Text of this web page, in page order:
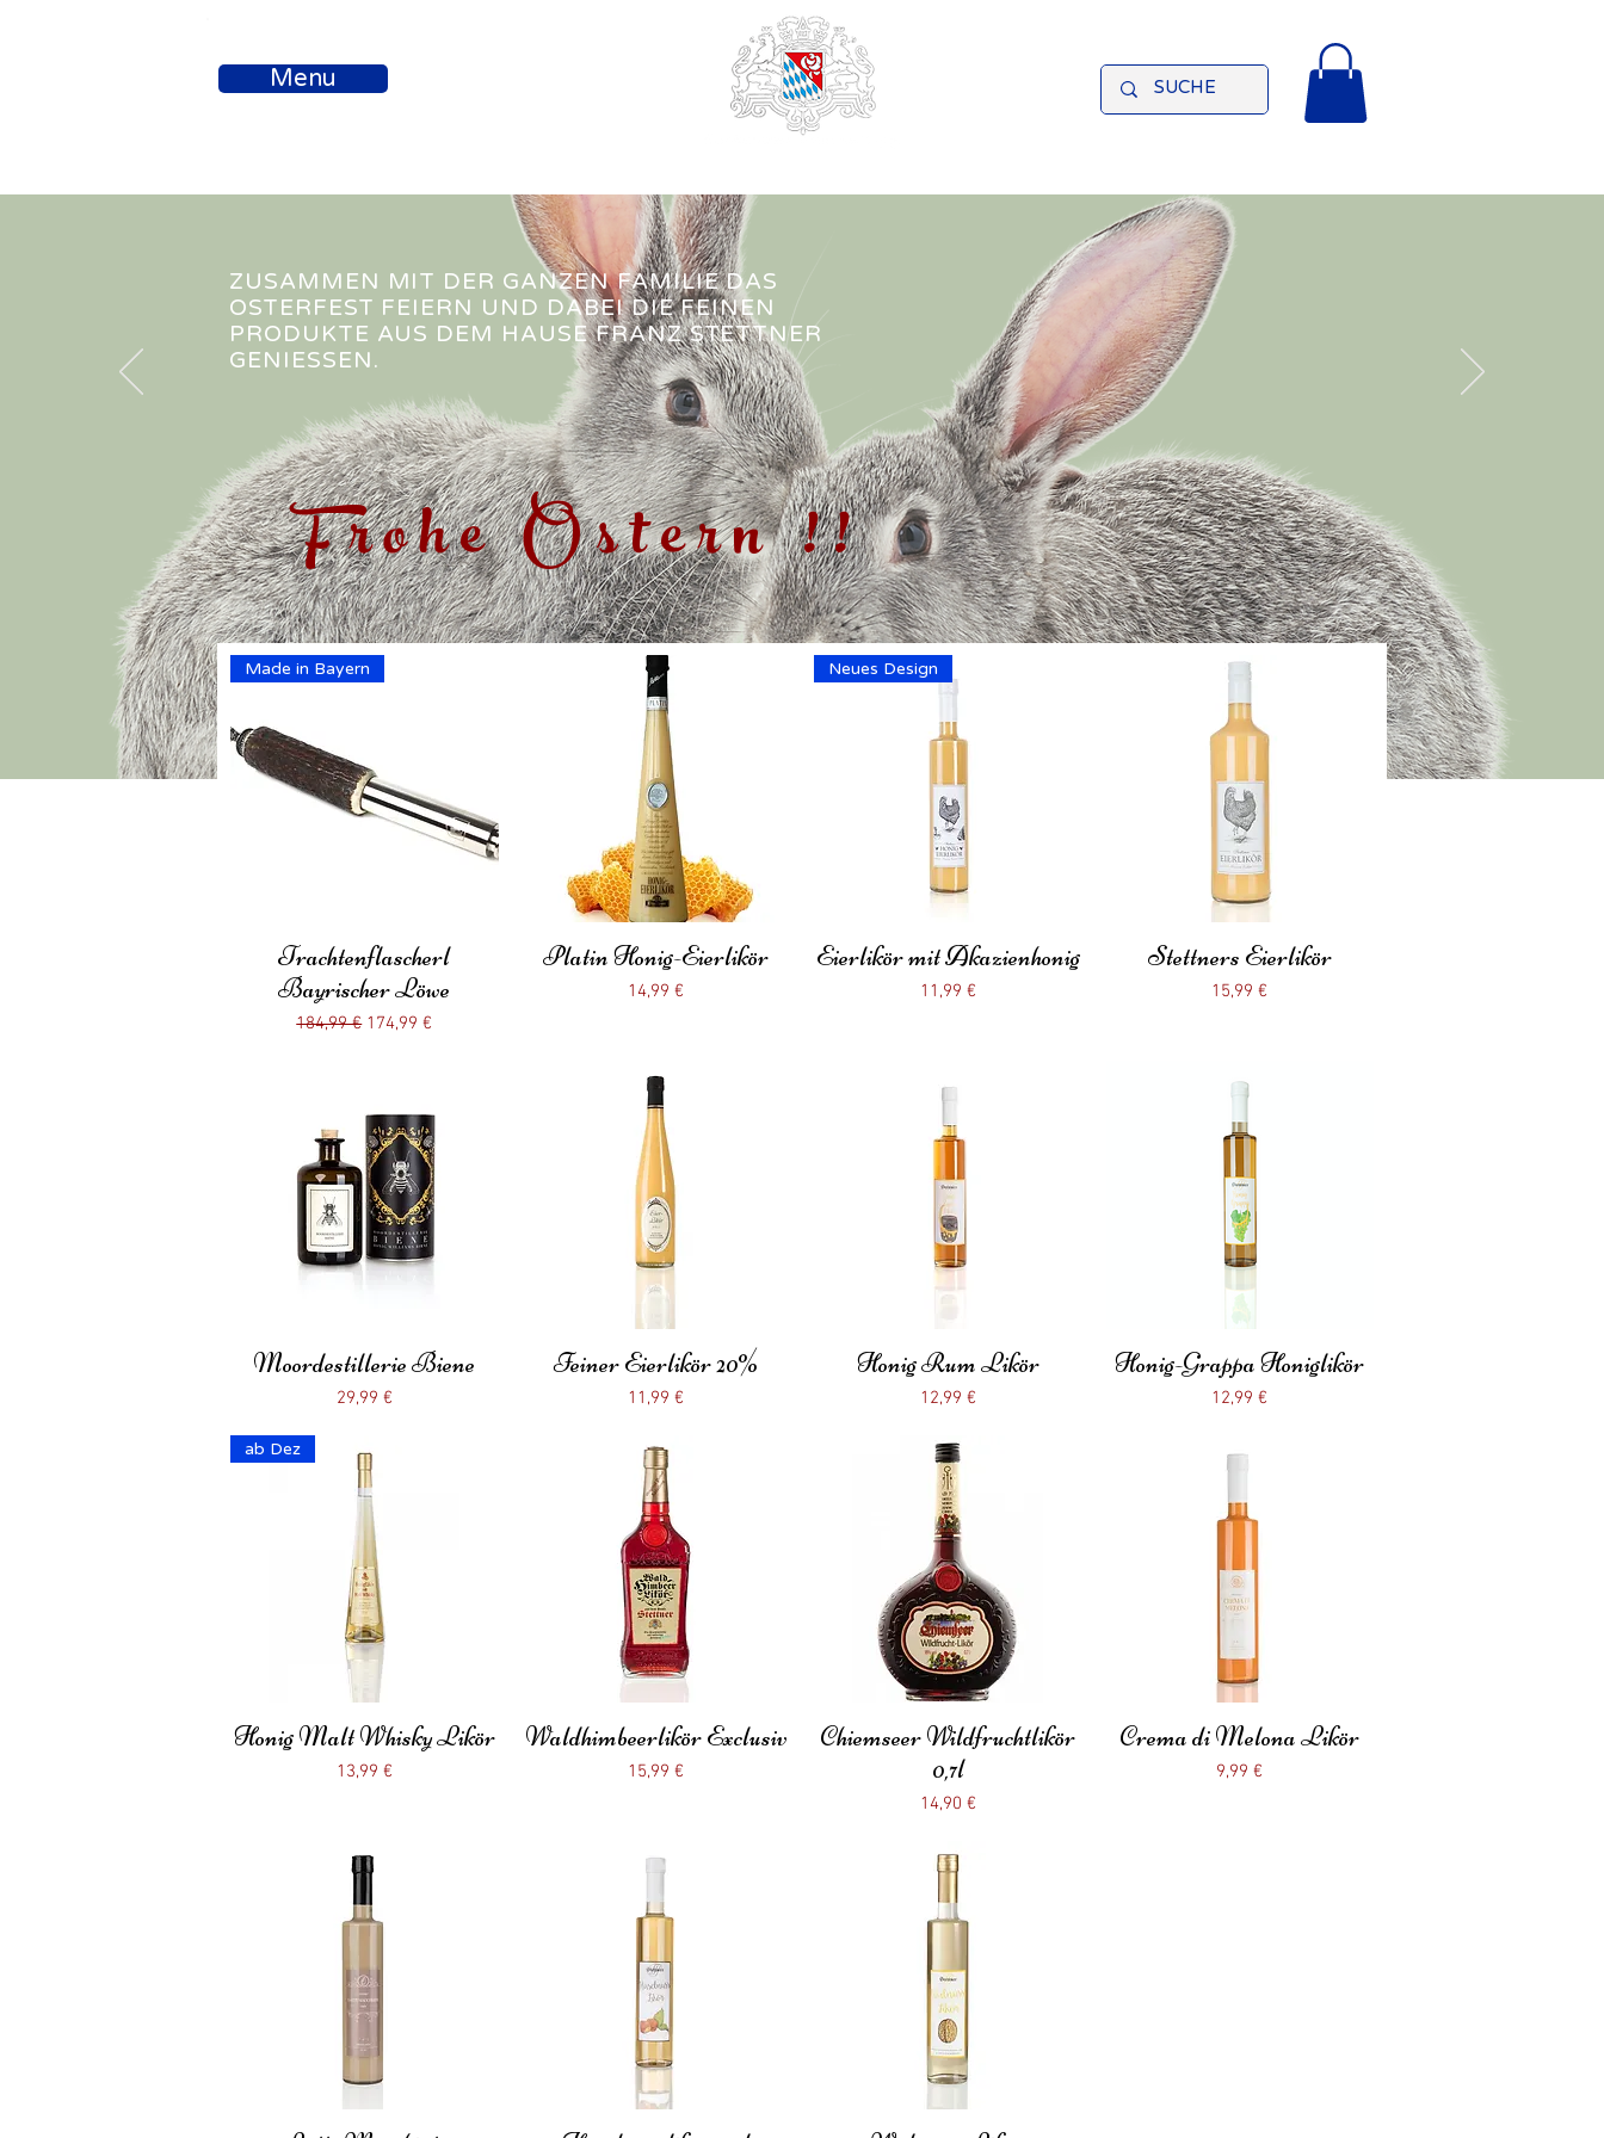
Menu
Die jungen Milden
ZUSAMMEN MIT DER GANZEN FAMILIE DAS
OSTERFEST FEIERN UND DABEI DIE FEINEN
PRODUKTE AUS DEM HAUSE FRANZ STETTNER
GENIESSEN.
Frohe Ostern !!
Schnellansicht
Made in Bayern
Trachtenflascherl
Bayrischer Löwe
Standardpreis
184,99 € Sale-Preis
174,99 €
Schnellansicht
Platin Honig-Eierlikör
Preis
14,99 €
Schnellansicht
Neues Design
Eierlikör mit Akazienhonig
Preis
11,99 €
Schnellansicht
Stettners Eierlikör
Preis
15,99 €
Schnellansicht
Moordestillerie Biene
Preis
29,99 €
Schnellansicht
Feiner Eierlikör 20%
Preis
11,99 €
Schnellansicht
Honig Rum Likör
Preis
12,99 €
Schnellansicht
Honig-Grappa Honiglikör
Preis
12,99 €
Schnellansicht
ab Dez
Honig Malt Whisky Likör
Preis
13,99 €
Schnellansicht
Waldhimbeerlikör Exclusiv
Preis
15,99 €
Schnellansicht
Chiemseer Wildfruchtlikör
0,7l
Preis
14,90 €
Schnellansicht
Crema di Melona Likör
Preis
9,99 €